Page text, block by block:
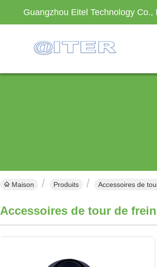
Guangzhou Eitel Technology Co.,
Maison Produits Accessoires de
Accessoires de tour de